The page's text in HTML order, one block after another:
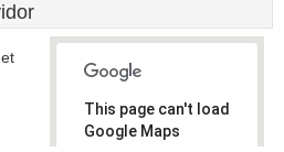
This page can't load
Google Maps